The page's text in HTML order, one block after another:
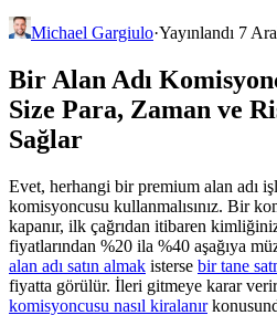
Michael Gargiulo·Yayınlandı 7
Bir Alan Adı
Size Para, Zaman ve
Sağlar
Evet, herhangi bir premium alan adı
komisyoncusu kullanmalısınız. Bir
kapanır, ilk çağrıdan itibaren
fiyatlarından %20 ila %40 aşağıya
alan adı satın almak isterse bir tane
fiyatta görülür. İleri gitmeye karar
komisyoncusu nasıl kiralanır